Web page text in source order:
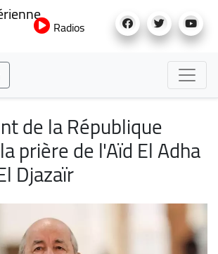
au
Radios
de la République
prière de l'Aïd El Adha
Djazaïr